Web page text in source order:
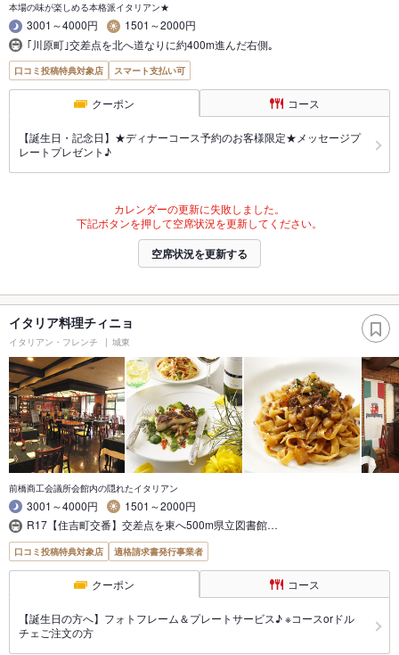
本場の味が楽しめる本格派イタリアン★
3001～4000円
1501～2000円
｢川原町｣交差点を北へ道なりに約400m進んだ右側｡
口コミ投稿特典対象店 スマート支払い可
クーポン コース
【誕生日・記念日】★ディナーコース予約のお客様限定★メッセージプ
レートプレゼント♪
カレンダーの更新に失敗しました。
下記ボタンを押して空席状況を更新してください。
空席状況を更新する
イタリア料理チィニョ
イタリアン・フレンチ 城東
前橋商工会議所会館内の隠れたイタリアン
3001～4000円
1501～2000円
R17【住吉町交番】交差点を東へ500m県立図書館…
口コミ投稿特典対象店 適格請求書発行事業者
クーポン コース
【誕生日の方へ】フォトフレーム＆プレートサービス♪ ※コースorドル
チェご注文の方